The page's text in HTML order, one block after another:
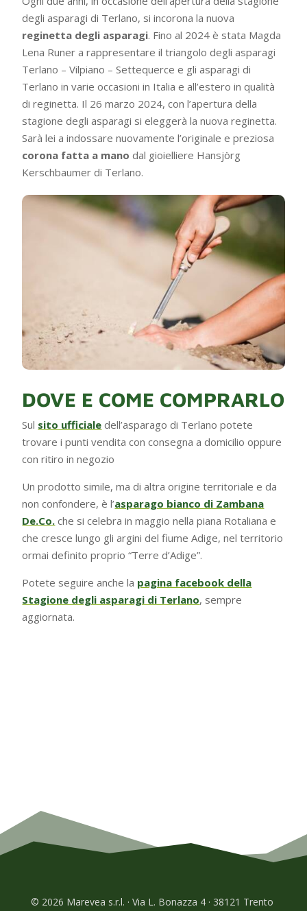
degli asparagi di Terlano, si incorona la nuova
reginetta degli asparagi. Fino al 2024 è stata Magda
Lena Runer a rappresentare il triangolo degli asparagi
Terlano – Vilpiano – Settequerce e gli asparagi di
Terlano in varie occasioni in Italia e all’estero in qualità
di reginetta. Il 26 marzo 2024, con l’apertura della
stagione degli asparagi si eleggerà la nuova reginetta.
Sarà lei a indossare nuovamente l’originale e preziosa
corona fatta a manodal gioielliere Hansjörg
Kerschbaumer di Terlano.
DOVE E COME COMPRARLO
Sul sito ufficiale dell’asparago di Terlano potete
trovare i punti vendita con consegna a domicilio oppure
con ritiro in negozio
Un prodotto simile, ma di altra origine territoriale e da
non confondere, è l’asparago bianco di Zambana
De.Co. che si celebra in maggio nella piana Rotaliana e
che cresce lungo gli argini del fiume Adige, nel territorio
ormai definito proprio “Terre d’Adige”.
Potete seguire anche la pagina facebook della
Stagione degli asparagi di Terlano, sempre
aggiornata.
© 2026 Marevea s.r.l. · Via L. Bonazza 4 · 38121 Trento